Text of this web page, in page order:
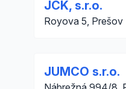
JCK, s.r.o.
Royova 5, Prešov
JUMCO s.r.o.